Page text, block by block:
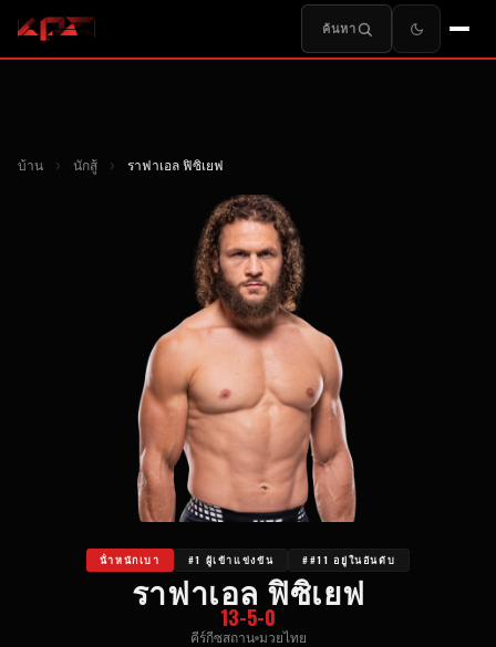
ค้นหา
บ้าน › นักสู้ › ราฟาเอล ฟิซิเยฟ
น้ําหนักเบา #1 ผู้เข้าแข่งขัน ##11 อยู่ในอันดับ
ราฟาเอล ฟิซิเยฟ
13-5-0
คีร์กีซสถาน มวยไทย